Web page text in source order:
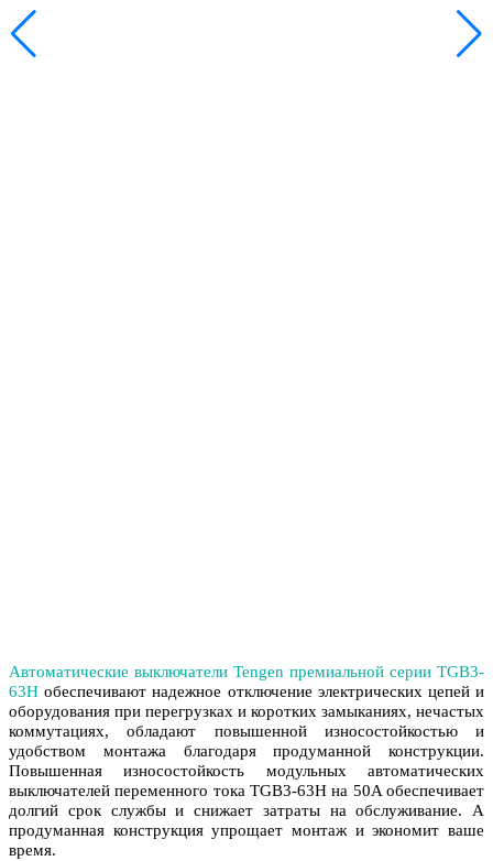
Автоматические выключатели Tengen премиальной серии TGB3-
63H обеспечивают надежное отключение электрических цепей и
оборудования при перегрузках и коротких замыканиях, нечастых
коммутациях, обладают повышенной износостойкостью и
удобством монтажа благодаря продуманной конструкции.
Повышенная износостойкость модульных автоматических
выключателей переменного тока TGB3-63H на 50A обеспечивает
долгий срок службы и снижает затраты на обслуживание. А
продуманная конструкция упрощает монтаж и экономит ваше
время.